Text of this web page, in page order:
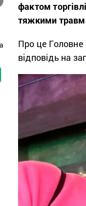
фактом
тяжкими
Про це Головне
відповідь на